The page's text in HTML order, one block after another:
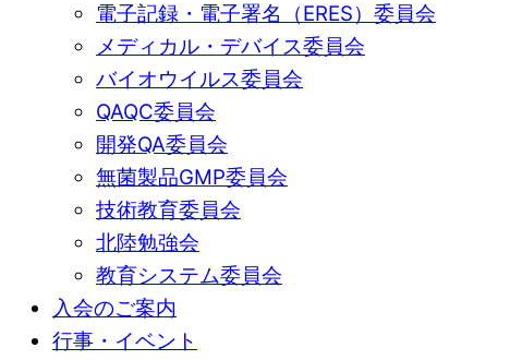
電子記録・電子署名（ERES）委員会
メディカル・デバイス委員会
バイオウイルス委員会
QAQC委員会
開発QA委員会
無菌製品GMP委員会
技術教育委員会
北陸勉強会
教育システム委員会
入会のご案内
行事・イベント